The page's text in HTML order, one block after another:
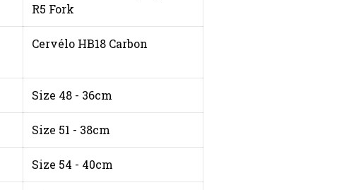
R5 Fork
Cervélo HB18 Carbon
Size 48 - 36cm
Size 51 - 38cm
Size 54 - 40cm